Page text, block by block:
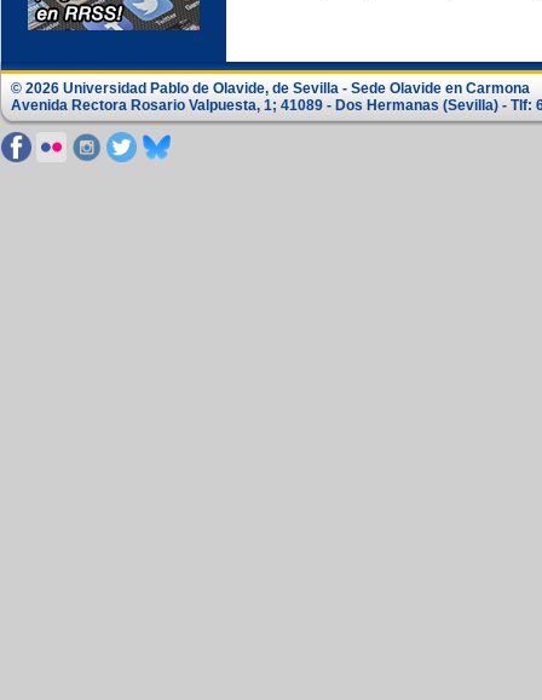
© 2026 Universidad Pablo de Olavide, de Sevilla - Sede Olavide en Carmona
Avenida Rectora Rosario Valpuesta, 1; 41089 - Dos Hermanas (Sevilla) - Tlf: